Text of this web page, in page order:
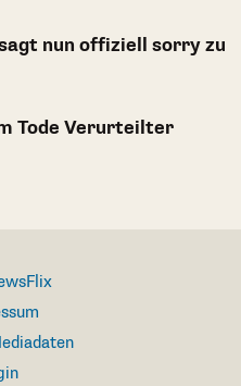
nun offiziell sorry zu
Tode Verurteilter